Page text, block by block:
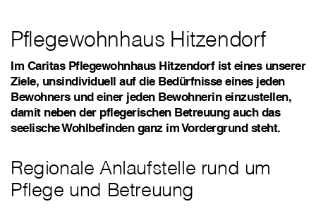
Pflegewohnhaus Hitzendorf
Im Caritas Pflegewohnhaus Hitzendorf ist eines unserer
Ziele, unsindividuell auf die Bedürfnisse eines jeden
Bewohners und einer jeden Bewohnerin einzustellen,
damit neben der pflegerischen Betreuung auch das
seelische Wohlbefinden ganz im Vordergrund steht.
Regionale Anlaufstelle rund um
Pflege und Betreuung